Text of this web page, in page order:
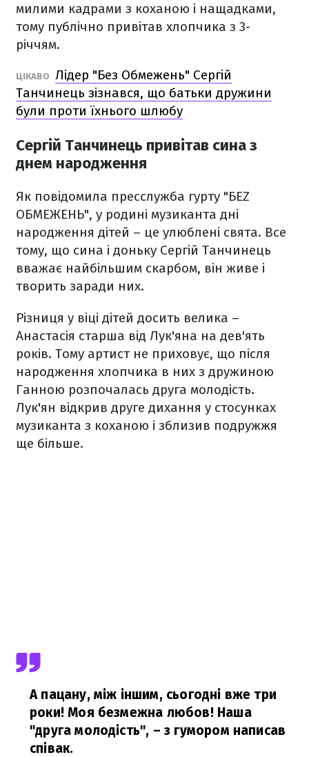
милими кадрами з коханою і нащадками,
тому публічно привітав хлопчика з 3-
річчям.
ЦІКАВО Лідер "Без Обмежень" Сергій
Танчинець зізнався, що батьки дружини
були проти їхнього шлюбу
Сергій Танчинець привітав сина з
днем народження
Як повідомила пресслужба гурту "БЕZ
ОБМЕЖЕНЬ", у родині музиканта дні
народження дітей – це улюблені свята. Все
тому, що сина і доньку Сергій Танчинець
вважає найбільшим скарбом, він живе і
творить заради них.
Різниця у віці дітей досить велика –
Анастасія старша від Лук'яна на дев'ять
років. Тому артист не приховує, що після
народження хлопчика в них з дружиною
Ганною розпочалась друга молодість.
Лук'ян відкрив друге дихання у стосунках
музиканта з коханою і зблизив подружжя
ще більше.
А пацану, між іншим, сьогодні вже три
роки! Моя безмежна любов! Наша
"друга молодість", – з гумором написав
співак.